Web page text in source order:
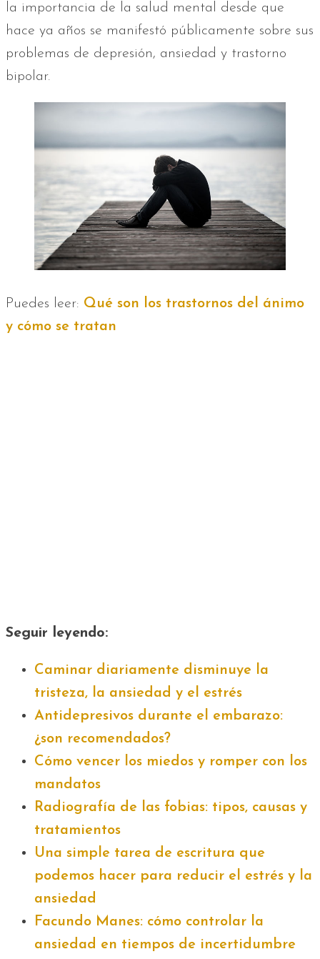
la importancia de la salud mental desde que
hace ya años se manifestó públicamente sobre sus
problemas de depresión, ansiedad y trastorno
bipolar.
Puedes leer: Qué son los trastornos del ánimo
y cómo se tratan
Seguir leyendo:
Caminar diariamente disminuye la
tristeza, la ansiedad y el estrés
Antidepresivos durante el embarazo:
¿son recomendados?
Cómo vencer los miedos y romper con los
mandatos
Radiografía de las fobias: tipos, causas y
tratamientos
Una simple tarea de escritura que
podemos hacer para reducir el estrés y la
ansiedad
Facundo Manes: cómo controlar la
ansiedad en tiempos de incertidumbre